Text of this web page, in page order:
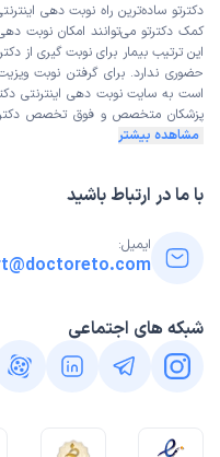
دکترتو ساده‌ترین راه نوبت‌ دهی
کمک دکترتو می‌توانند امکان نوبت
این ترتیب بیمار برای نوبت گیری از
حضوری ندارد. برای گرفتن نوبت
است به سایت نوبت دهی اینترنتی
پزشکان متخصص و فوق تخصص
مشاهده بیشتر
با ما در ارتباط باشید
ایمیل:
شبکه های اجتماعی